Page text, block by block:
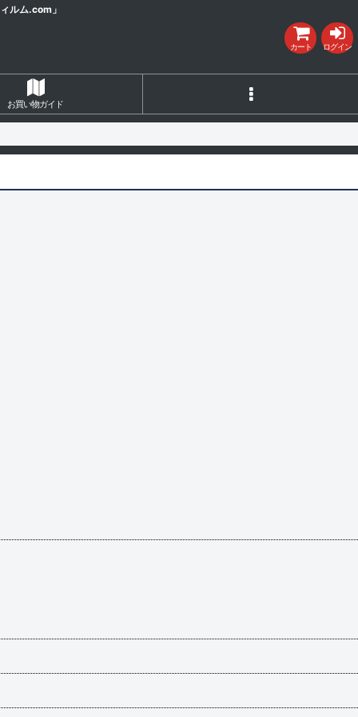
ルム.com」
カート ログイン
お買い物ガイド